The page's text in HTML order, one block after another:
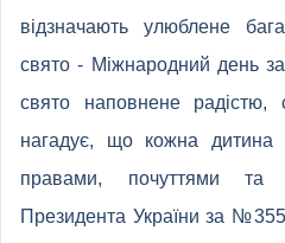
відзначають улюблене
свято - Міжнародний день
свято наповнене
нагадує, що кожна дитина
правами, почуттями та
Президента України за